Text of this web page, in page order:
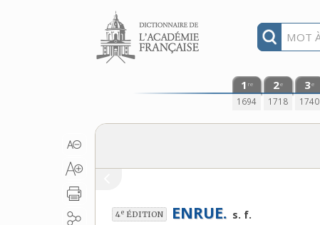
Aller au contenu
1 re
1694
2e
1718
3e
1740
4e ÉDITION ENRUE. s. f.